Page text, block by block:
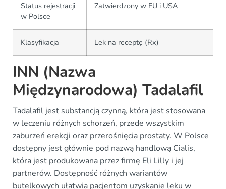
Status rejestracji
w Polsce
Zatwierdzony w EU i USA
Klasyfikacja Lek na receptę (Rx)
INN (Nazwa
Międzynarodowa) Tadalafil
Tadalafil jest substancją czynną, która jest stosowana
w leczeniu różnych schorzeń, przede wszystkim
zaburzeń erekcji oraz przerośnięcia prostaty. W Polsce
dostępny jest głównie pod nazwą handlową Cialis,
która jest produkowana przez firmę Eli Lilly i jej
partnerów. Dostępność różnych wariantów
butelkowych ułatwia pacjentom uzyskanie leku w